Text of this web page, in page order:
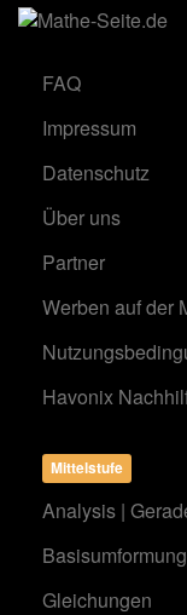
FAQ
Impressum
Datenschutz
Über uns
Partner
Werben auf der
Havonix
Mittelstufe
Analysis |
Gleichungen